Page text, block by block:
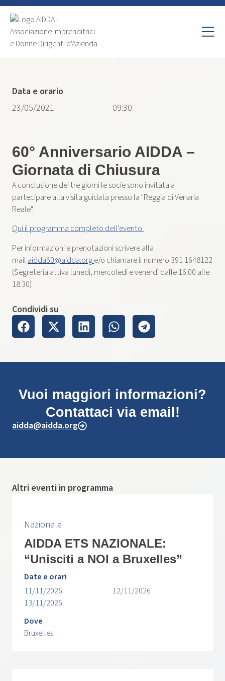
60° Anniversario AIDDA –
Giornata di Chiusura
A conclusione dei tre giorni le socie sono invitata a
partecipare alla visita guidata presso la "Reggia di Venaria
Reale".
Qui il programma completo dell’evento.
Per informazioni e prenotazioni scrivere alla
mail aidda60@aidda.orge/o chiamare il numero 391 1648122
(Segreteria attiva lunedì, mercoledì e venerdì dalle 16:00 alle
18:30)
Condividi su
Data e orario
23/05/2021
09:30
Vuoi maggiori informazioni?
Contattaci via email!
aidda@aidda.org
Altri eventi in programma
Nazionale
AIDDA ETS NAZIONALE:
“Unisciti a NOI a Bruxelles”
Date e orari
11/11/2026
12/11/2026
13/11/2026
Dove
Bruxelles